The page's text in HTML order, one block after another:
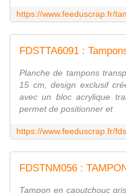
Planche de tampons
15 cm, design exclusif
avec un bloc acrylique
permet de positionner et
Tampon en caoutchouc